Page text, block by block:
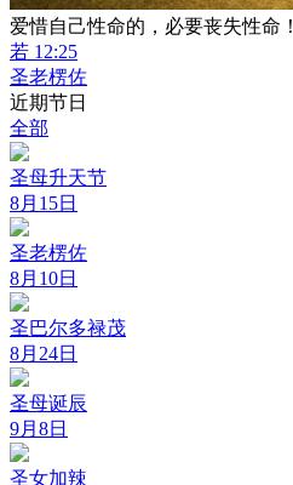
爱惜自己性命的，必要丧失性命！
若 12:25
圣老楞佐
近期节日
全部
圣母升天节
8月15日
圣老楞佐
8月10日
圣巴尔多禄茂
8月24日
圣母诞辰
9月8日
圣女加辣